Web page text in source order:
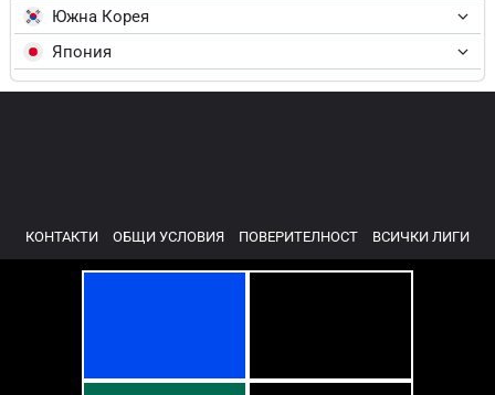
Южна Корея
Япония
КОНТАКТИ ОБЩИ УСЛОВИЯ ПОВЕРИТЕЛНОСТ ВСИЧКИ ЛИГИ